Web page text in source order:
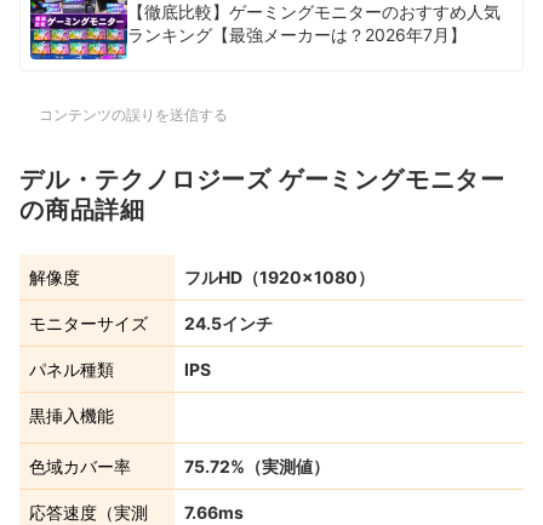
【徹底比較】ゲーミングモニターのおすすめ人気
ランキング【最強メーカーは？2026年7月】
コンテンツの誤りを送信する
デル・テクノロジーズ ゲーミングモニター
の商品詳細
解像度 フルHD（1920×1080）
モニターサイズ 24.5インチ
パネル種類 IPS
黒挿入機能
色域カバー率 75.72%（実測値）
応答速度（実測
7.66ms